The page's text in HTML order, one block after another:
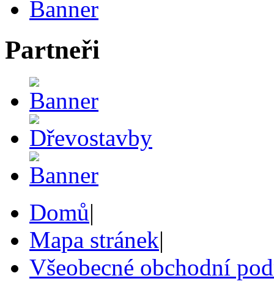
Partneři
Domů|
Mapa stránek|
Všeobecné obchodní